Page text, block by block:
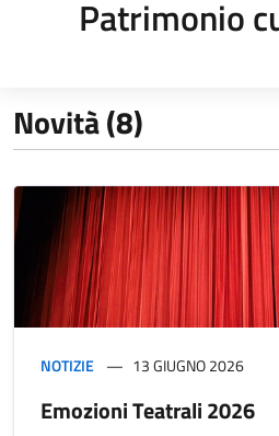
Patrimonio
Novità (8)
NOTIZIE 13 GIUGNO 2026
Emozioni Teatrali 2026